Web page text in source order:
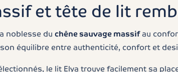
et tête de lit
noblesse du chêne sauvage massifau
équilibre entre authenticité, confort et
le lit Elya trouve facilement sa